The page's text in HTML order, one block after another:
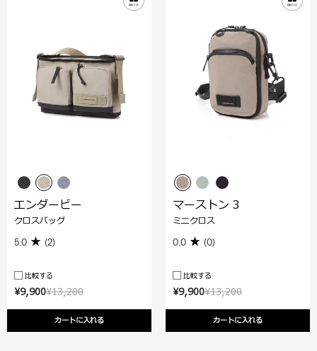
¥13,200
¥9,900
カートに入れる
エンダービー
クロスバッグ
5.0 (2)
比較する
¥13,200
¥9,900
カートに入れる
マーストン 3
ミニクロス
0.0 (0)
比較する